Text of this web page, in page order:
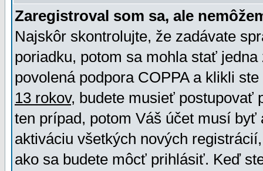
Zaregistroval som sa, ale
Najskôr skontrolujte, že zadávate
poriadku, potom sa mohla stať
povolená podpora COPPA a klikli
13 rokov, budete musieť postupovať
ten prípad, potom Váš účet musí
aktiváciu všetkých nových
ako sa budete môcť prihlásiť. Keď